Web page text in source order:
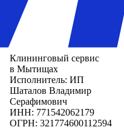
Клининговый сервис
в Мытищах
Исполнитель: ИП
Шаталов Владимир
Серафимович
ИНН: 771542062179
ОГРН: 321774600112594